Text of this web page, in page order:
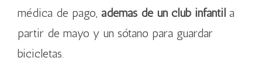
médica de pago, además de un club infantil a
partir de mayo y un sótano para guardar
bicicletas.